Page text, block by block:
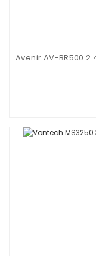
Avenir AV-BR500